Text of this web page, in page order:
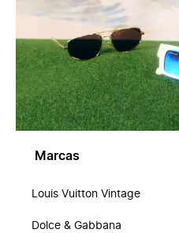
Marcas
Louis Vuitton Vintage
Dolce & Gabbana